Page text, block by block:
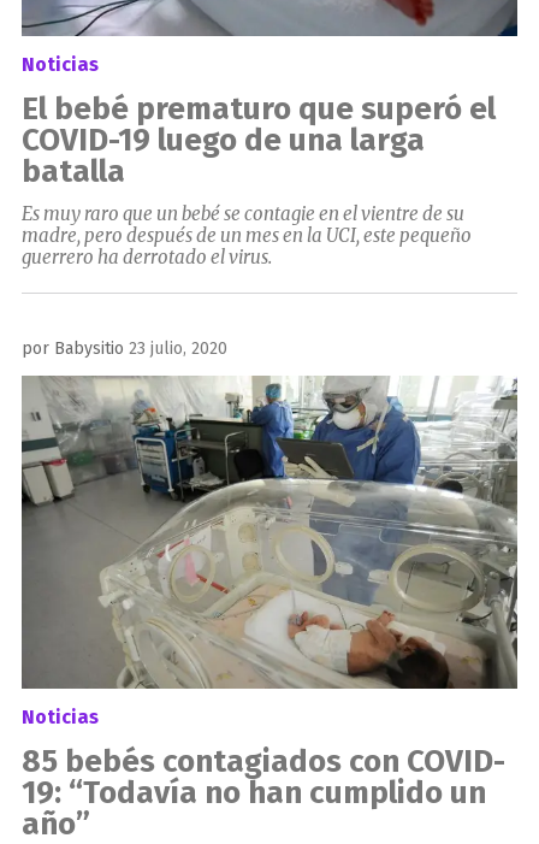
Noticias
El bebé prematuro que superó el
COVID-19 luego de una larga
batalla
Es muy raro que un bebé se contagie en el vientre de su
madre, pero después de un mes en la UCI, este pequeño
guerrero ha derrotado el virus.
por Babysitio Publicado
el
23 julio, 2020
Noticias
85 bebés contagiados con COVID-
19: “Todavía no han cumplido un
año”